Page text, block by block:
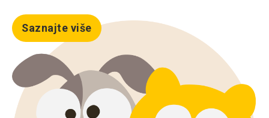
Saznajte više